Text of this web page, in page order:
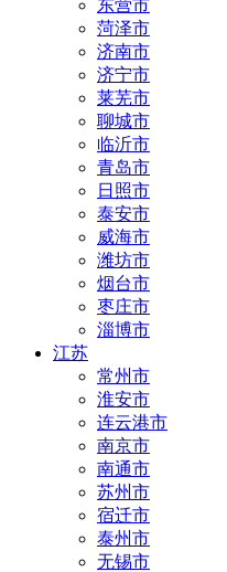
东营市
菏泽市
济南市
济宁市
莱芜市
聊城市
临沂市
青岛市
日照市
泰安市
威海市
潍坊市
烟台市
枣庄市
淄博市
江苏
常州市
淮安市
连云港市
南京市
南通市
苏州市
宿迁市
泰州市
无锡市